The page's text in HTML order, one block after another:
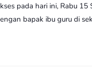
pada hari ini, Rabu
bapak ibu guru di